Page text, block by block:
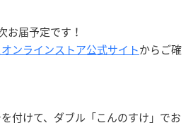
お届予定です！
ンラインストア公式サイトからご確
付けて、ダブル「こんのすけ」でお